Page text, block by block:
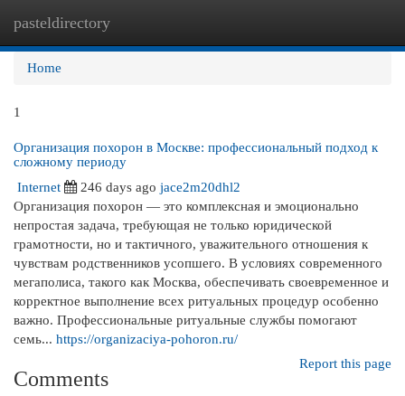
pasteldirectory
Home
1
Организация похорон в Москве: профессиональный подход к
сложному периоду
Internet
246 days ago jace2m20dhl2
Организация похорон — это комплексная и эмоционально
непростая задача, требующая не только юридической
грамотности, но и тактичного, уважительного отношения к
чувствам родственников усопшего. В условиях современного
мегаполиса, такого как Москва, обеспечивать своевременное и
корректное выполнение всех ритуальных процедур особенно
важно. Профессиональные ритуальные службы помогают
семь... https://organizaciya-pohoron.ru/
Report this page
Comments